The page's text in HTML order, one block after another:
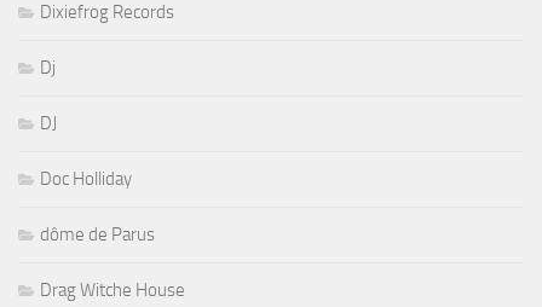
Dixiefrog Records
Dj
DJ
Doc Holliday
dôme de Parus
Drag Witche House